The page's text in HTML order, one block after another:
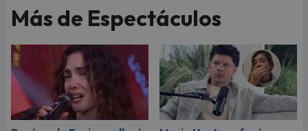
Más de Espectáculos